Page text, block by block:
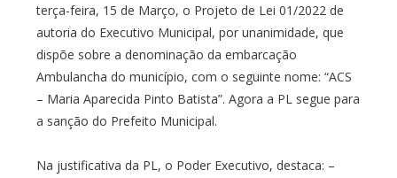
terça-feira, 15 de Março, o Projeto de Lei 01/2022 de
autoria do Executivo Municipal, por unanimidade, que
dispõe sobre a denominação da embarcação
Ambulancha do município, com o seguinte nome: “ACS
– Maria Aparecida Pinto Batista”. Agora a PL segue para
a sanção do Prefeito Municipal.
Na justificativa da PL, o Poder Executivo, destaca: –